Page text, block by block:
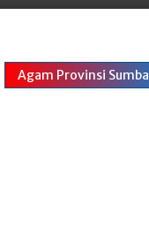
Agam Provinsi